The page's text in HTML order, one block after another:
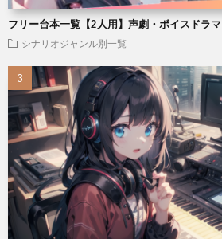
フリー台本一覧【2人用】声劇・ボイスドラマ
シナリオジャンル別一覧